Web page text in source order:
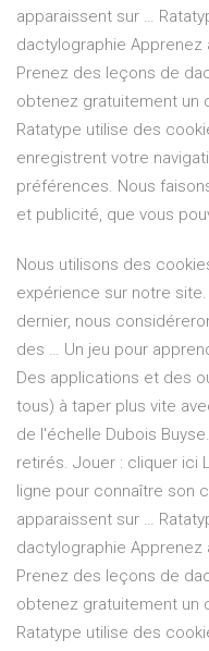
apparaissent sur …
dactylographie Apprenez
Prenez des leçons de
obtenez gratuitement un
Ratatype utilise des
enregistrent votre
préférences. Nous
et publicité, que vous
Nous utilisons des
expérience sur notre
dernier, nous
des … Un jeu pour
Des applications et des
tous) à taper plus vite
de l'échelle Dubois
retirés. Jouer : cliquer ici
ligne pour connaître son
apparaissent sur …
dactylographie Apprenez
Prenez des leçons de
obtenez gratuitement un
Ratatype utilise des